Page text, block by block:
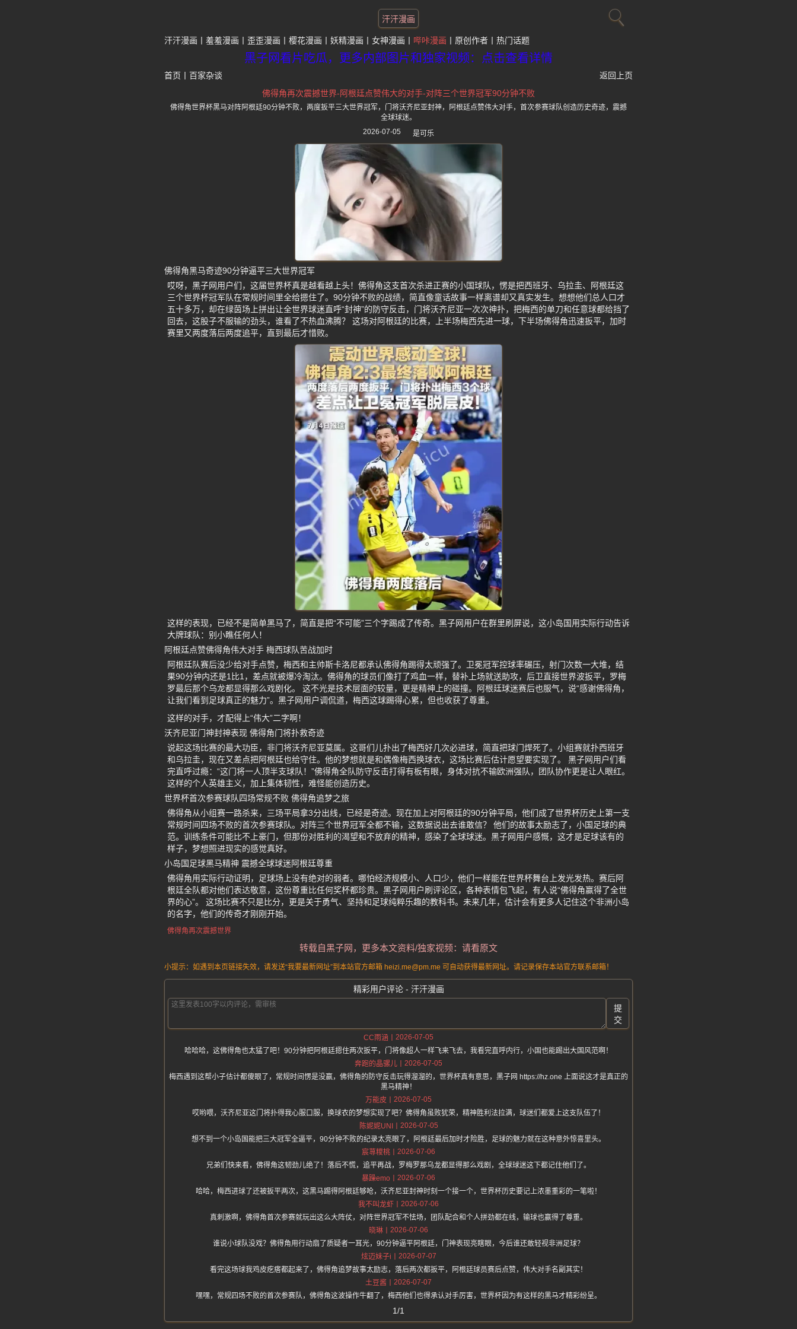
汗汗漫画
汗汗漫画 羞羞漫画 歪歪漫画 樱花漫画 妖精漫画 女神漫画 哔咔漫画 原创作者 热门话题
黑子网看片吃瓜，更多内部图片和独家视频：点击查看详情
首页 百家杂谈
返回上页
佛得角再次震撼世界-阿根廷点赞伟大的对手-对阵三个世界冠军90分钟不败
佛得角世界杯黑马对阵阿根廷90分钟不败，两度扳平三大世界冠军，门将沃齐尼亚封神，阿根廷点赞伟大对手，首次参赛球队创造历史奇迹，震撼
全球球迷。
2026-07-05
是可乐
佛得角黑马奇迹90分钟逼平三大世界冠军
哎呀，黑子网用户们，这届世界杯真是越看越上头！佛得角这支首次杀进正赛的小国球队，愣是把西班牙、乌拉圭、阿根廷这
三个世界杯冠军队在常规时间里全给摁住了。90分钟不败的战绩，简直像童话故事一样离谱却又真实发生。想想他们总人口才
五十多万，却在绿茵场上拼出让全世界球迷直呼“封神”的防守反击，门将沃齐尼亚一次次神扑，把梅西的单刀和任意球都给挡了
回去，这股子不服输的劲头，谁看了不热血沸腾？ 这场对阿根廷的比赛，上半场梅西先进一球，下半场佛得角迅速扳平，加时
赛里又两度落后两度追平，直到最后才惜败。
这样的表现，已经不是简单黑马了，简直是把“不可能”三个字踢成了传奇。黑子网用户在群里刷屏说，这小岛国用实际行动告诉
大牌球队：别小瞧任何人！
阿根廷点赞佛得角伟大对手 梅西球队苦战加时
阿根廷队赛后没少给对手点赞，梅西和主帅斯卡洛尼都承认佛得角踢得太顽强了。卫冕冠军控球率碾压，射门次数一大堆，结
果90分钟内还是1比1，差点就被爆冷淘汰。佛得角的球员们像打了鸡血一样，替补上场就送助攻，后卫直接世界波扳平，罗梅
罗最后那个乌龙都显得那么戏剧化。 这不光是技术层面的较量，更是精神上的碰撞。阿根廷球迷赛后也服气，说“感谢佛得角，
让我们看到足球真正的魅力”。黑子网用户调侃道，梅西这球踢得心累，但也收获了尊重。
这样的对手，才配得上“伟大”二字啊！
沃齐尼亚门神封神表现 佛得角门将扑救奇迹
说起这场比赛的最大功臣，非门将沃齐尼亚莫属。这哥们儿扑出了梅西好几次必进球，简直把球门焊死了。小组赛就扑西班牙
和乌拉圭，现在又差点把阿根廷也给守住。他的梦想就是和偶像梅西换球衣，这场比赛后估计愿望要实现了。 黑子网用户们看
完直呼过瘾：“这门将一人顶半支球队！”佛得角全队防守反击打得有板有眼，身体对抗不输欧洲强队，团队协作更是让人眼红。
这样的个人英雄主义，加上集体韧性，难怪能创造历史。
世界杯首次参赛球队四场常规不败 佛得角追梦之旅
佛得角从小组赛一路杀来，三场平局拿3分出线，已经是奇迹。现在加上对阿根廷的90分钟平局，他们成了世界杯历史上第一支
常规时间四场不败的首次参赛球队。对阵三个世界冠军全都不输，这数据说出去谁敢信？ 他们的故事太励志了，小国足球的典
范。训练条件可能比不上豪门，但那份对胜利的渴望和不放弃的精神，感染了全球球迷。黑子网用户感慨，这才是足球该有的
样子，梦想照进现实的感觉真好。
小岛国足球黑马精神 震撼全球球迷阿根廷尊重
佛得角用实际行动证明，足球场上没有绝对的弱者。哪怕经济规模小、人口少，他们一样能在世界杯舞台上发光发热。赛后阿
根廷全队都对他们表达敬意，这份尊重比任何奖杯都珍贵。黑子网用户刷评论区，各种表情包飞起，有人说“佛得角赢得了全世
界的心”。 这场比赛不只是比分，更是关于勇气、坚持和足球纯粹乐趣的教科书。未来几年，估计会有更多人记住这个非洲小岛
的名字，他们的传奇才刚刚开始。
佛得角再次震撼世界
转载自黑子网，更多本文资料/独家视频：请看原文
小提示：如遇到本页链接失效，请发送“我要最新网址”到本站官方邮箱 heizi.me@pm.me 可自动获得最新网址。请记录保存本站官方联系邮箱！
精彩用户评论 - 汗汗漫画
提
交
CC雨涵
2026-07-05
哈哈哈，这佛得角也太猛了吧！90分钟把阿根廷摁住两次扳平，门将像超人一样飞来飞去，我看完直呼内行，小国也能踢出大国风范啊！
奔跑的晶骡儿
2026-07-05
梅西遇到这帮小子估计都傻眼了，常规时间愣是没赢，佛得角的防守反击玩得溜溜的，世界杯真有意思，黑子网 https://hz.one 上面说这才是真正的
黑马精神！
万能皮
2026-07-05
哎哟喂，沃齐尼亚这门将扑得我心服口服，换球衣的梦想实现了吧？佛得角虽败犹荣，精神胜利法拉满，球迷们都爱上这支队伍了！
陈妮妮UNI
2026-07-05
想不到一个小岛国能把三大冠军全逼平，90分钟不败的纪录太亮眼了，阿根廷最后加时才险胜，足球的魅力就在这种意外惊喜里头。
宸荨糭桃
2026-07-06
兄弟们快来看，佛得角这韧劲儿绝了！落后不慌，追平再战，罗梅罗那乌龙都显得那么戏剧，全球球迷这下都记住他们了。
暴躁emo
2026-07-06
哈哈，梅西进球了还被扳平两次，这黑马踢得阿根廷够呛，沃齐尼亚封神时刻一个接一个，世界杯历史要记上浓墨重彩的一笔啦！
我不叫龙虾
2026-07-06
真刺激啊，佛得角首次参赛就玩出这么大阵仗，对阵世界冠军不怯场，团队配合和个人拼劲都在线，输球也赢得了尊重。
晓琳
2026-07-06
谁说小球队没戏？佛得角用行动扇了质疑者一耳光，90分钟逼平阿根廷，门神表现亮瞎眼，今后谁还敢轻视非洲足球？
炫迈妹子i
2026-07-07
看完这场球我鸡皮疙瘩都起来了，佛得角追梦故事太励志，落后两次都扳平，阿根廷球员赛后点赞，伟大对手名副其实！
土豆酱
2026-07-07
嘿嘿，常规四场不败的首次参赛队，佛得角这波操作牛翻了，梅西他们也得承认对手厉害，世界杯因为有这样的黑马才精彩纷呈。
1/1